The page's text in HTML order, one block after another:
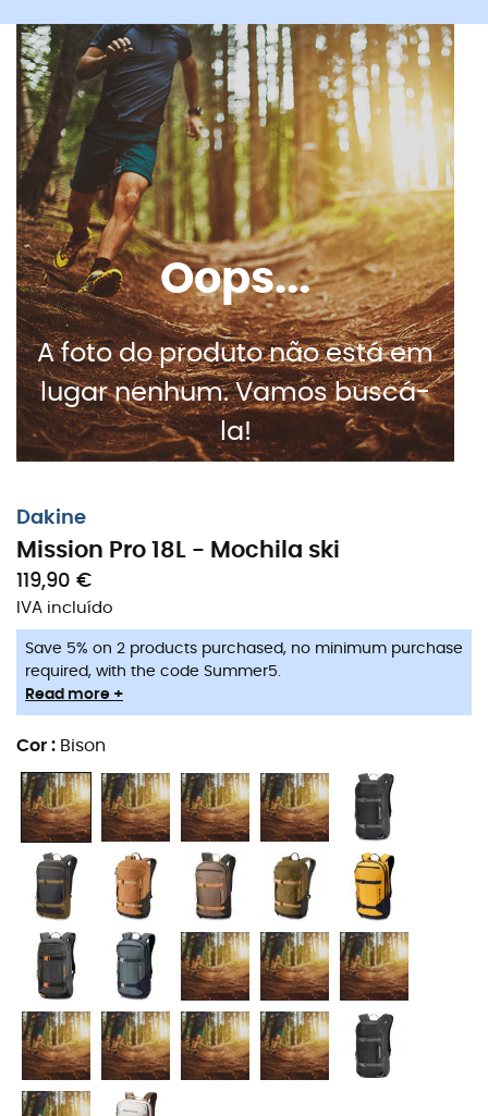
Oops...
A foto do produto não está em
lugar nenhum. Vamos buscá-
la!
Dakine
Mission Pro 18L - Mochila ski
119,90 €
IVA incluído
Save 5% on 2 products purchased, no minimum purchase
required, with the code Summer5.
Read more +
Cor : Bison
Para aventuras de inverno na neve fofa, amochila
Dakine Mission Pro 18 Lpossui o que há de melhor para
a prática de
esqui ousnowboard. Com um design
imbatível e robusto, é amochila skimais resistente da
Dakine. Todo o equipamento encontra seu lugar
perfeito nos diferentes compartimentos daMission Pro
18 L. Mesmo durante os dias frios de inverno, seus